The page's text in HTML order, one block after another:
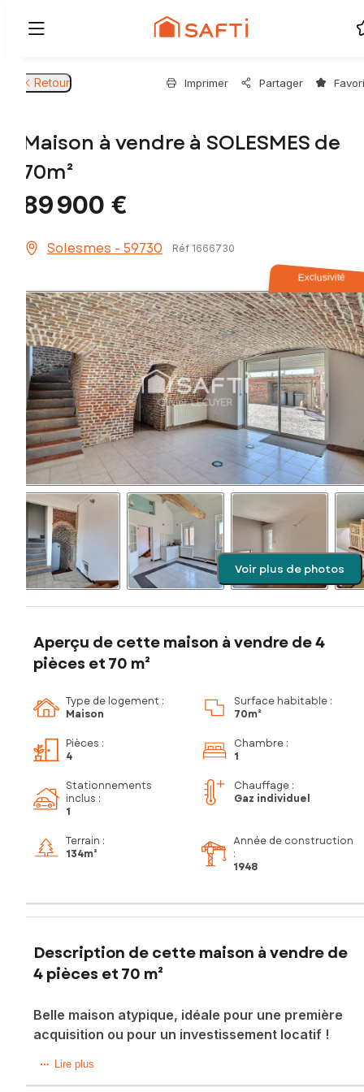
Retour Imprimer Partager
Maison à vendre à SOLESMES de
70m²
89 900 €
Solesmes - 59730 Réf 1666730
Exclusivité
Voir plus de photos
Aperçu de cette maison à vendre de 4
pièces et 70 m²
Type de logement :
Maison
Surface habitable :
70m²
Pièces :
4
Chambre :
1
Stationnements
inclus :
1
Chauffage :
Gaz individuel
Terrain :
134m²
Année de construction
:
1948
Description de cette maison à vendre de
4 pièces et 70 m²
Belle maison atypique, idéale pour une première
acquisition ou pour un investissement locatif !
Belle maison atypique, idéale pour une première acquisition
Lire plus